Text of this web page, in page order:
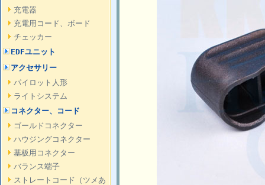
充電器
充電用コード、ボード
チェッカー
EDFユニット
アクセサリー
パイロット人形
ライトシステム
コネクター、コード
ゴールドコネクター
ハウジングコネクター
基板用コネクター
バランス端子
ストレートコード（ツメあ